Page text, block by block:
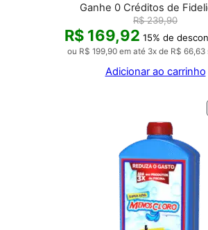
Ganhe 0 Créditos de
R$239,90
R$169,92 15% de
ou R$ 199,90em até 3x de R$ 66,63
Adicionar ao carrinho